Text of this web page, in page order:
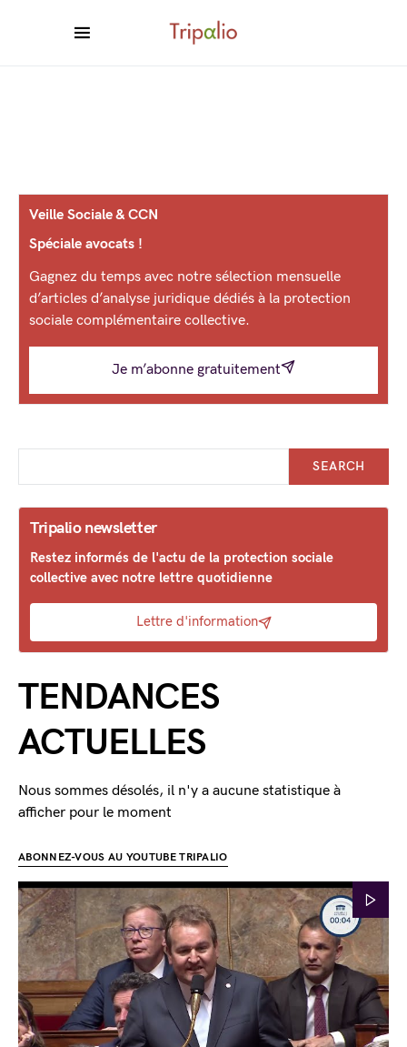
Veille Sociale & CCN
Spéciale avocats !
Gagnez du temps avec notre sélection mensuelle
d’articles d’analyse juridique dédiés à la protection
sociale complémentaire collective.
Je m’abonne gratuitement
SEARCH
Tripalio newsletter
Restez informés de l'actu de la protection sociale
collective avec notre lettre quotidienne
Lettre d'information
TENDANCES
ACTUELLES
Nous sommes désolés, il n'y a aucune statistique à
afficher pour le moment
ABONNEZ-VOUS AU YOUTUBE TRIPALIO